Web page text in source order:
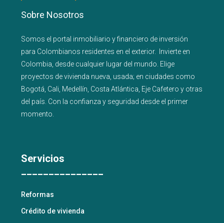
Sobre Nosotros
Somos el portal inmobiliario yfinanciero de inversión
para Colombianos residentes en el exterior.
Invierte en
Colombia, desde cualquier lugar del mundo. Elige
proyectos devivienda nueva, usada; en ciudades como
Bogotá, Cali, Medellín, Costa Atlántica, Eje Cafetero y otras
del país. Con la confianza y seguridad desde el primer
momento.
Servicios
_______________
Reformas
Crédito de vivienda